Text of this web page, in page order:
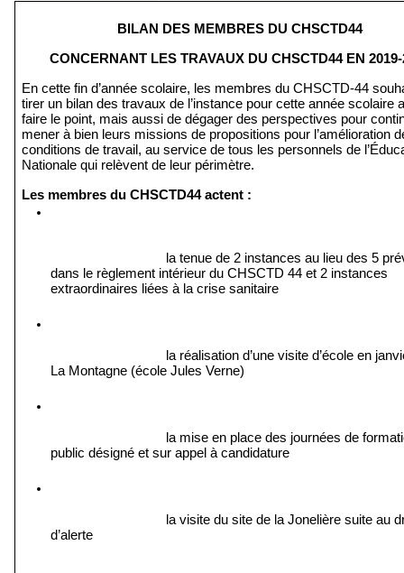
BILAN DES MEMBRES DU CHSCTD44
CONCERNANT LES TRAVAUX DU CHSCTD44 EN 2019-
En cette fin d’année scolaire, les membres du CHSCTD-44
tirer un bilan des travaux de l’instance pour cette année scolaire
faire le point, mais aussi de dégager des perspectives pour
mener à bien leurs missions de propositions pour l’amélioration
conditions de travail, au service de tous les personnels de
Nationale qui relèvent de leur périmètre.
Les membres du CHSCTD44 actent :
la tenue de 2 instances au lieu des 5
dans le règlement intérieur du CHSCTD 44 et 2 instances
extraordinaires liées à la crise sanitaire
la réalisation d’une visite d’école en
La Montagne (école Jules Verne)
la mise en place des journées de
public désigné et sur appel à candidature
la visite du site de la Jonelière suite au
d’alerte